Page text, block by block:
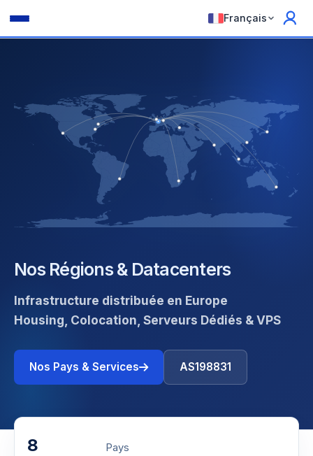
Français
Nos Régions & Datacenters
Infrastructure distribuée en Europe
Housing, Colocation, Serveurs Dédiés & VPS
Nos Pays & Services AS198831
8 Pays